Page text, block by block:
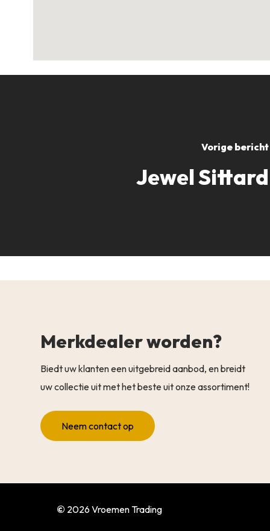
Vorige bericht
Jewel Sittard
Merkdealer worden?
Biedt uw klanten een uitgebreid aanbod, en breidt
uw collectie uit met het beste uit onze assortiment!
Neem contact op
© 2026Vroemen Trading